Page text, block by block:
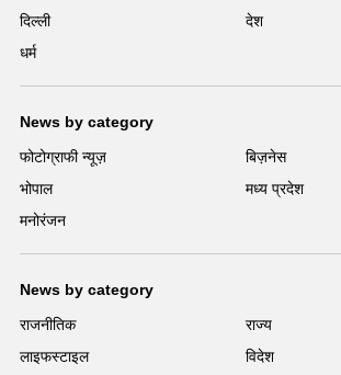
दिल्ली
देश
धर्म
News by category
फोटोग्राफी न्यूज़
बिज़नेस
भोपाल
मध्य प्रदेश
मनोरंजन
News by category
राजनीतिक
राज्य
लाइफस्टाइल
विदेश